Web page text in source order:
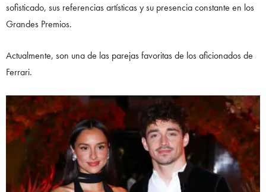
sofisticado, sus referencias artísticas y su presencia constante en los
Grandes Premios.
Actualmente, son una de las parejas favoritas de los aficionados de
Ferrari.